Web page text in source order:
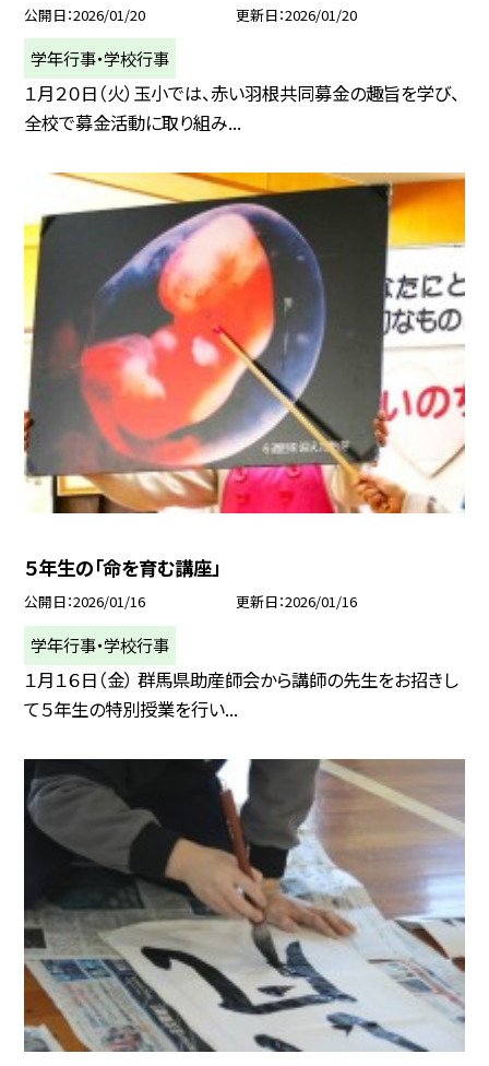
公開日 2026/01/20 更新日 2026/01/20
学年行事・学校行事
１月２０日（火）玉小では、赤い羽根共同募金の趣旨を学び、
全校で募金活動に取り組み...
５年生の「命を育む講座」
公開日 2026/01/16 更新日 2026/01/16
学年行事・学校行事
１月１６日（金） 群馬県助産師会から講師の先生をお招きし
て５年生の特別授業を行い...